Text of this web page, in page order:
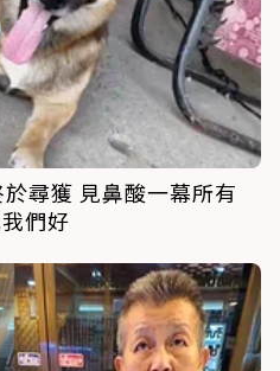
尋獲 見鼻酸一幕所有
們好